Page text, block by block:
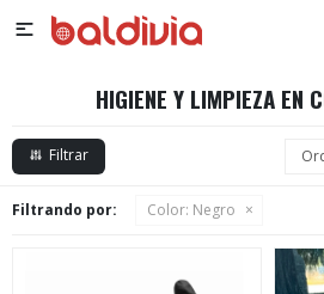

HIGIENE Y LIMPIEZA EN
Filtrando por: Color: Negro